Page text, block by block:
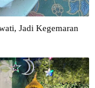
Jadi Kegemaran